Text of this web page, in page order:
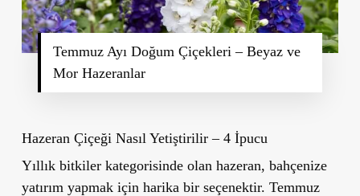
Temmuz Ayı Doğum Çiçekleri – Beyaz ve
Mor Hazeranlar
Hazeran Çiçeği Nasıl Yetiştirilir – 4 İpucu
Yıllık bitkiler kategorisinde olan hazeran, bahçenize
yatırım yapmak için harika bir seçenektir. Temmuz